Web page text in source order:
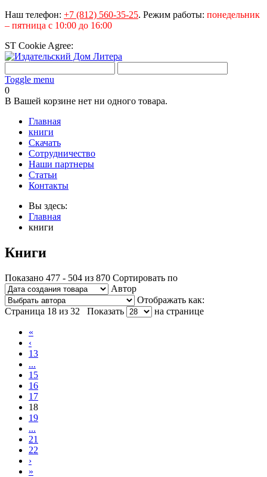
Наш телефон: +7 (812) 560-35-25. Режим работы: понедельник
– пятница с 10:00 до 16:00
ST Cookie Agree:
Toggle menu
0
В Вашей корзине нет ни одного товара.
Главная
книги
Скачать
Сотрудничество
Наши партнеры
Статьи
Контакты
Вы здесь:
Главная
книги
Книги
Показано 477 - 504 из 870 Сортировать по
Автор
Отображать как:
Страница 18 из 32
Показать на странице
«
‹
13
...
15
16
17
18
19
...
21
22
›
»